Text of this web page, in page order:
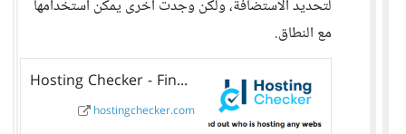
لتحديد الاستضافة، ولكن وجدت اخرى يمكن استخدامها
مع النطاق.
Hosting Checker - Find out who is hosting any website
hostingchecker.com